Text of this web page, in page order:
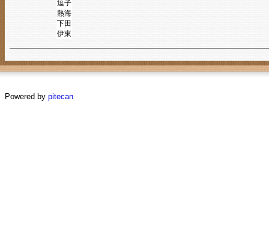
逗子
熱海
下田
伊東
Powered by pitecan